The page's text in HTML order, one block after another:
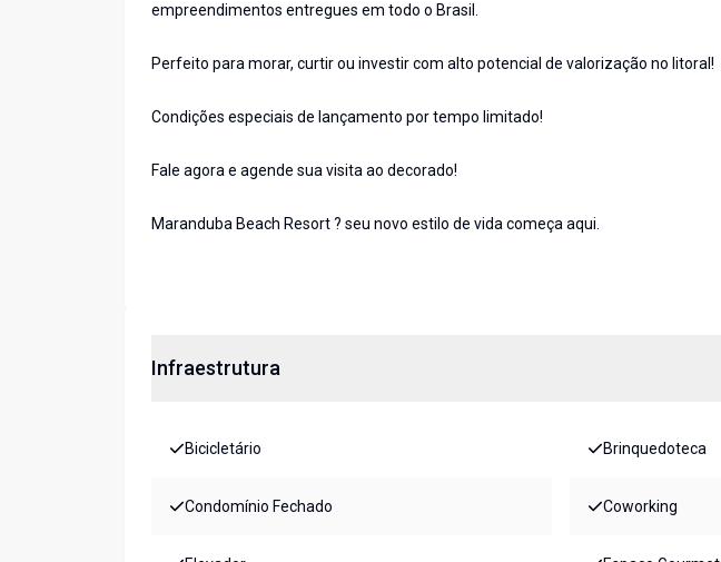
empreendimentos entregues em todo o Brasil.
Perfeito para morar, curtir ou investir com alto potencial de valorização no litoral!
Condições especiais de lançamento por tempo limitado!
Fale agora e agende sua visita ao decorado!
Maranduba Beach Resort ? seu novo estilo de vida começa aqui.
Infraestrutura
Bicicletário Brinquedoteca
Condomínio Fechado Coworking